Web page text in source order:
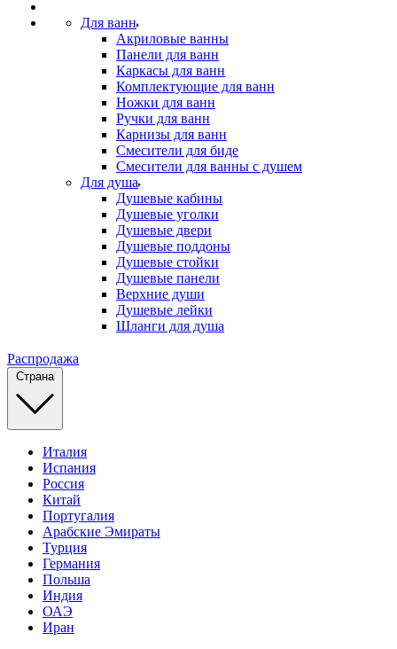
Для ванн
Акриловые ванны
Панели для ванн
Каркасы для ванн
Комплектующие для ванн
Ножки для ванн
Ручки для ванн
Карнизы для ванн
Смесители для биде
Смесители для ванны с душем
Для душа
Душевые кабины
Душевые уголки
Душевые двери
Душевые поддоны
Душевые стойки
Душевые панели
Верхние души
Душевые лейки
Шланги для душа
Распродажа
Страна
Италия
Испания
Россия
Китай
Португалия
Арабские Эмираты
Турция
Германия
Польша
Индия
ОАЭ
Иран